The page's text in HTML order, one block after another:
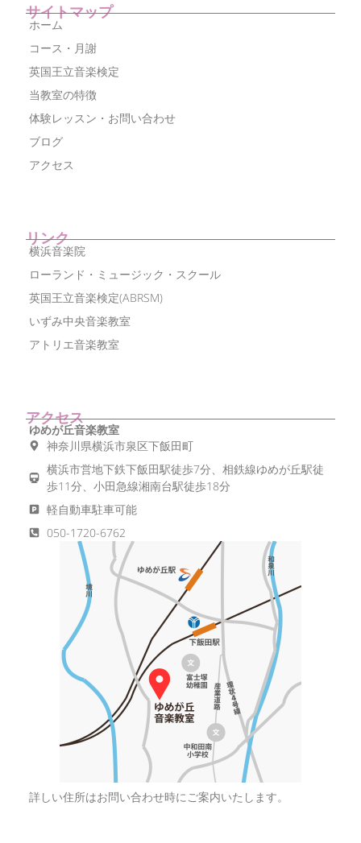
サイトマップ
ホーム
コース・月謝
英国王立音楽検定
当教室の特徴
体験レッスン・お問い合わせ
ブログ
アクセス
リンク
横浜音楽院
ローランド・ミュージック・スクール
英国王立音楽検定(ABRSM)
いずみ中央音楽教室
アトリエ音楽教室
アクセス
ゆめが丘音楽教室
神奈川県横浜市泉区下飯田町
横浜市営地下鉄下飯田駅徒歩7分、相鉄線ゆめが丘駅徒
歩11分、小田急線湘南台駅徒歩18分
軽自動車駐車可能
050-1720-6762
詳しい住所はお問い合わせ時にご案内いたします。